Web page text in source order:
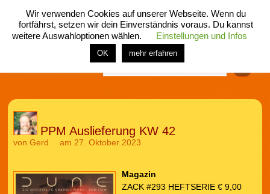
menü
home rubrik buch comic spiel fotos shop
PPM Auslieferung KW 42
von Gerd am 27. Oktober 2023
Magazin
ZACK #293 HEFTSERIE € 9,00
Wir verwenden Cookies auf unserer Webseite. Wenn du
fortfährst, setzen wir dein Einverständnis voraus. Du kannst
weitere Auswahloptionen wählen.
Einstellungen und Infos
OK mehr erfahren